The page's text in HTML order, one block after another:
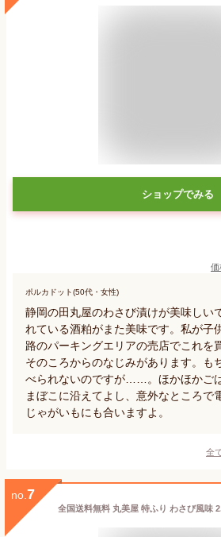
ショップでみる
価
ポルカドット(50代・女性)
静岡の田丸屋のわさび漬けが美味しい
れている酒粕がまた美味です。私が子
路のパーキングエリアの売店でこれを
そのころからのなじみがあります。も
べられないのですが……。ほかほかご
まぼこに沿えてよし、意外なところで
じゃがいもにも合いますよ。
全
no. 7